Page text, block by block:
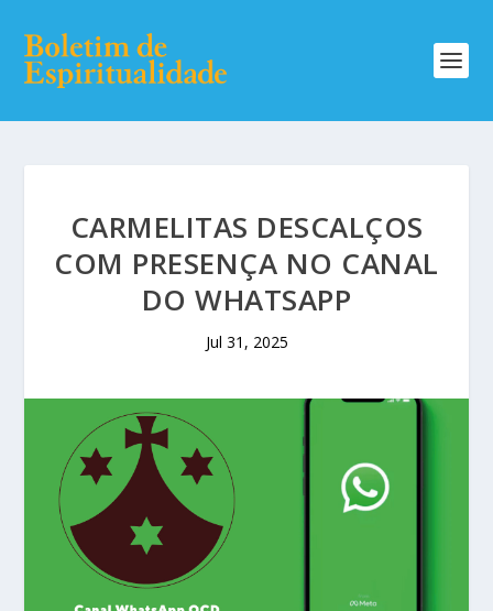
CARMELITAS DESCALÇOS
COM PRESENÇA NO CANAL
DO WHATSAPP
Jul 31, 2025